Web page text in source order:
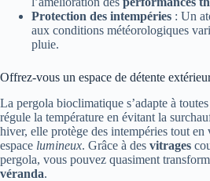
Protection des intempéries : Un
aux conditions météorologiques
pluie.
Offrez-vous un espace de détente
La pergola bioclimatique s’adapte à
régule la température en évitant la
hiver, elle protège des intempéries tout
espace lumineux. Grâce à des vitrages
pergola, vous pouvez quasiment
véranda.